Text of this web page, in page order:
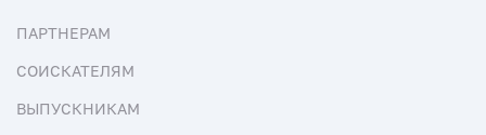
ПАРТНЕРАМ
СОИСКАТЕЛЯМ
ВЫПУСКНИКАМ